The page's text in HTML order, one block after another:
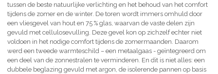
tussen de beste natuurlijke verlichting en het behoud van het comfort
tijdens de zomer en de winter. De toren wordt immers omhuld door
een vliesgevel van hout en 75 % glas, waarvan de vaste delen zijn
gevuld met cellulosevulling. Deze gevel kon op zichzelf echter niet
voldoen in het nodige comfort tijdens de zomermaanden. Daarom
werd een tweede warmteschild – een metaalgaas - geïntegreerd om
een deel van de zonnestralen te verminderen. En dit is niet alles: een
dubbele beglazing gevuld met argon, de isolerende pannen op basis